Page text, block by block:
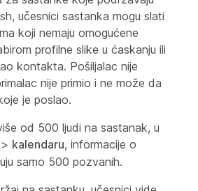
učesnici sastanka mogu slati
koji nemaju omogućene
profilne slike u ćaskanju ili
kontakta. Pošiljalac nije
nije primio i ne može da
je poslao.
od 500 ljudi na sastanak, u
> kalendaru, informacije o
samo 500 pozvanih.